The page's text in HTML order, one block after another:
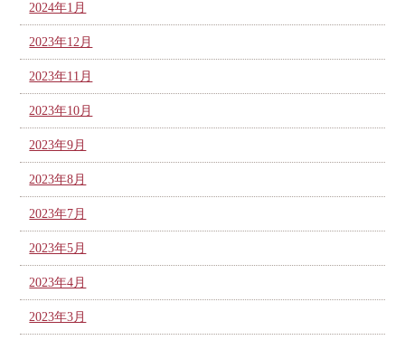
2024年1月
2023年12月
2023年11月
2023年10月
2023年9月
2023年8月
2023年7月
2023年5月
2023年4月
2023年3月